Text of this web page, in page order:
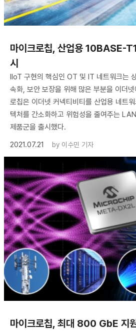
마이크로칩, 산업용 10BASE-
시
IIoT 구현의 핵심인 OT 및 IT 네트워크는
속화, 보안 보장을 위해 많은 부분을 이더
로칩은 이더넷 커넥티비티를 산업용 네트
텍처를 간소화하고 위험성을 줄여주는
제품군을 출시했다.
2021.07.21
by 이수민 기자
마이크로칩, 최대 800 GbE 지